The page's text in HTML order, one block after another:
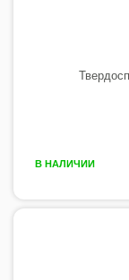
В НАЛИЧИИ